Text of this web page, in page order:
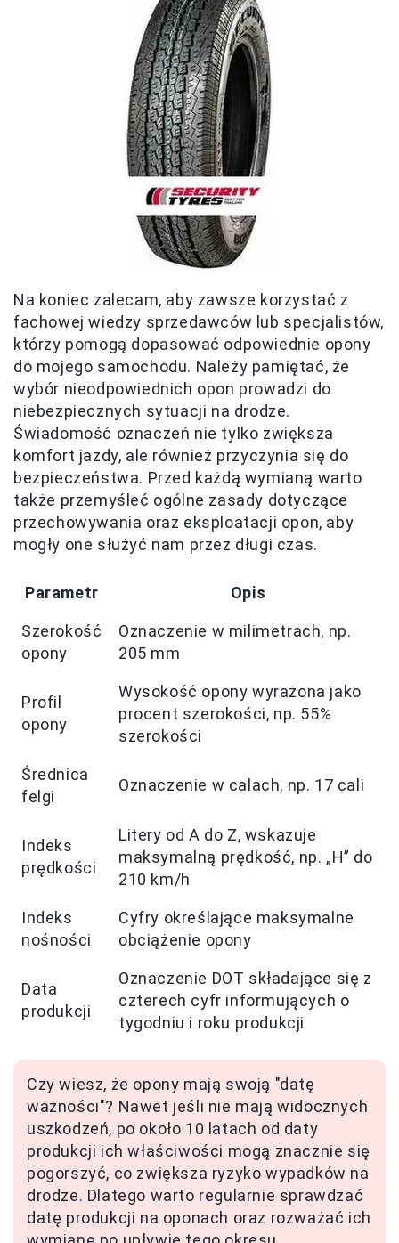
Na koniec zalecam, aby zawsze korzystać z
fachowej wiedzy sprzedawców lub specjalistów,
którzy pomogą dopasować odpowiednie opony
do mojego samochodu. Należy pamiętać, że
wybór nieodpowiednich opon prowadzi do
niebezpiecznych sytuacji na drodze.
Świadomość oznaczeń nie tylko zwiększa
komfort jazdy, ale również przyczynia się do
bezpieczeństwa. Przed każdą wymianą warto
także przemyśleć ogólne zasady dotyczące
przechowywania oraz eksploatacji opon, aby
mogły one służyć nam przez długi czas.
Parametr Opis
Szerokość
opony
Oznaczenie w milimetrach, np.
205 mm
Profil
opony
Wysokość opony wyrażona jako
procent szerokości, np. 55%
szerokości
Średnica
felgi
Oznaczenie w calach, np. 17 cali
Indeks
prędkości
Litery od A do Z, wskazuje
maksymalną prędkość, np. „H” do
210 km/h
Indeks
nośności
Cyfry określające maksymalne
obciążenie opony
Data
produkcji
Oznaczenie DOT składające się z
czterech cyfr informujących o
tygodniu i roku produkcji
Czy wiesz, że opony mają swoją "datę
ważności"? Nawet jeśli nie mają widocznych
uszkodzeń, po około 10 latach od daty
produkcji ich właściwości mogą znacznie się
pogorszyć, co zwiększa ryzyko wypadków na
drodze. Dlatego warto regularnie sprawdzać
datę produkcji na oponach oraz rozważać ich